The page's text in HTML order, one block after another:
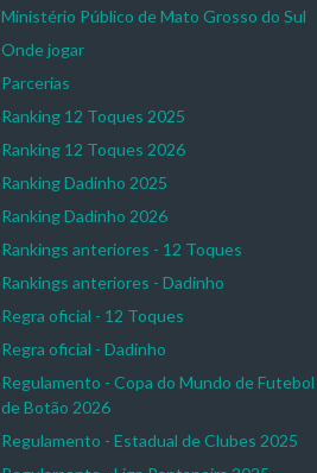
Ministério Público de Mato Grosso do Sul
Onde jogar
Parcerias
Ranking 12 Toques 2025
Ranking 12 Toques 2026
Ranking Dadinho 2025
Ranking Dadinho 2026
Rankings anteriores - 12 Toques
Rankings anteriores - Dadinho
Regra oficial - 12 Toques
Regra oficial - Dadinho
Regulamento - Copa do Mundo de Futebol
de Botão 2026
Regulamento - Estadual de Clubes 2025